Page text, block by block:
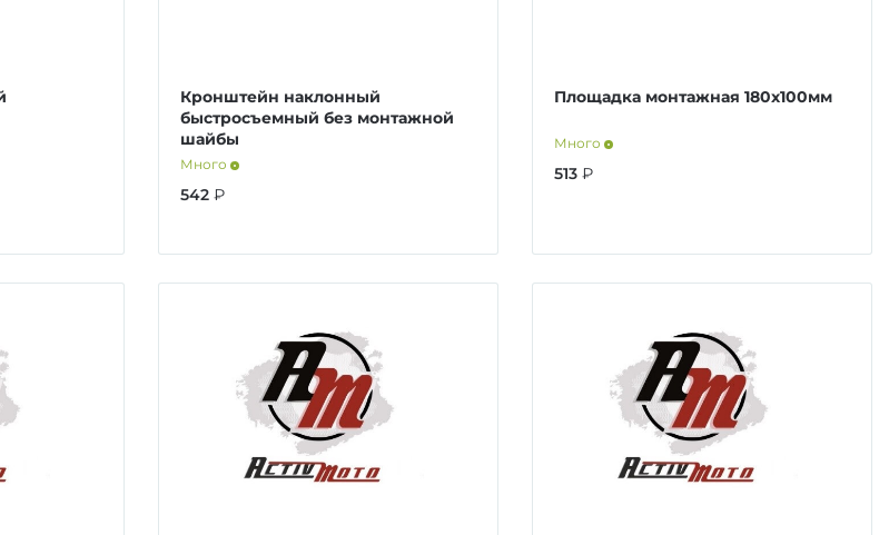
Кронштейн наклонный
быстросъемный без монтажной
шайбы
Много
542 ₽
Площадка монтажная 180x100мм
Много
513 ₽